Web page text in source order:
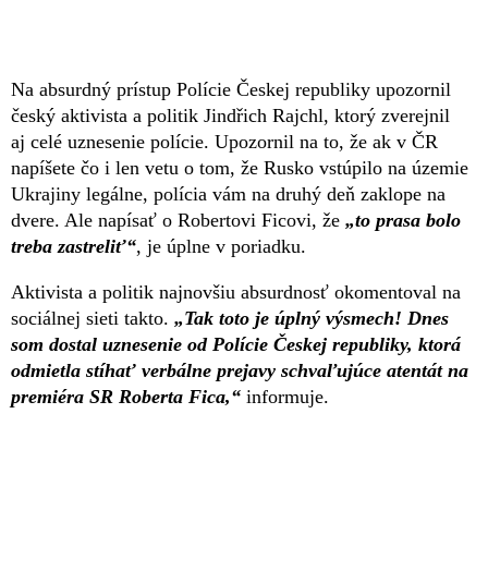
Na absurdný prístup Polície Českej republiky upozornil
český aktivista a politik Jindřich Rajchl, ktorý zverejnil
aj celé uznesenie polície. Upozornil na to, že ak v ČR
napíšete čo i len vetu o tom, že Rusko vstúpilo na územie
Ukrajiny legálne, polícia vám na druhý deň zaklope na
dvere. Ale napísať o Robertovi Ficovi, že „to prasa bolo
treba zastreliť“, je úplne v poriadku.
Aktivista a politik najnovšiu absurdnosť okomentoval na
sociálnej sieti takto. „Tak toto je úplný výsmech! Dnes
som dostal uznesenie od Polície Českej republiky, ktorá
odmietla stíhať verbálne prejavy schvaľujúce atentát na
premiéra SR Roberta Fica,“ informuje.